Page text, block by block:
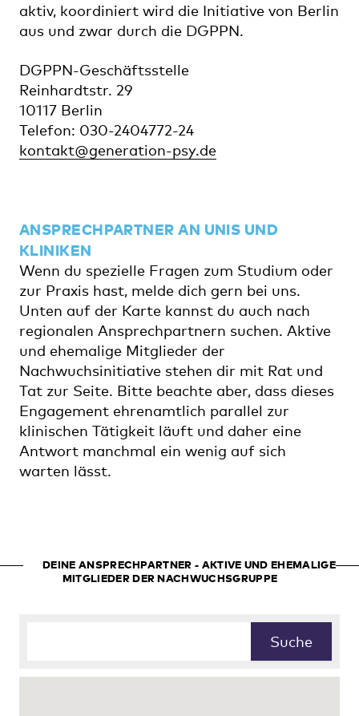
aktiv, koordiniert wird die Initiative von Berlin
aus und zwar durch die DGPPN.
DGPPN-Geschäftsstelle
Reinhardtstr. 29
10117 Berlin
Telefon: 030-2404772-24
kontakt@generation-psy.de
ANSPRECHPARTNER AN UNIS UND
KLINIKEN
Wenn du spezielle Fragen zum Studium oder
zur Praxis hast, melde dich gern bei uns.
Unten auf der Karte kannst du auch nach
regionalen Ansprechpartnern suchen. Aktive
und ehemalige Mitglieder der
Nachwuchsinitiative stehen dir mit Rat und
Tat zur Seite. Bitte beachte aber, dass dieses
Engagement ehrenamtlich parallel zur
klinischen Tätigkeit läuft und daher eine
Antwort manchmal ein wenig auf sich
warten lässt.
DEINE ANSPRECHPARTNER - AKTIVE UND EHEMALIGE
MITGLIEDER DER NACHWUCHSGRUPPE